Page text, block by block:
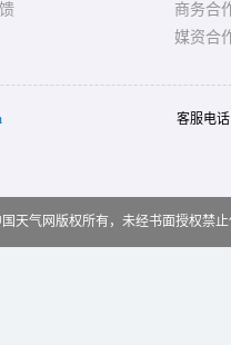
商务合
媒资合
客服电
国天气网版权所有，未经书面授权